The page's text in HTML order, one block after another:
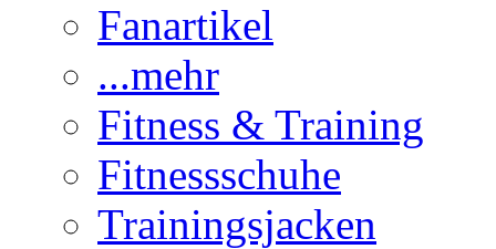
Fanartikel
...mehr
Fitness & Training
Fitnessschuhe
Trainingsjacken